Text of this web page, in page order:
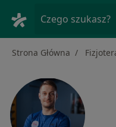
Czego szukasz?
Strona Główna